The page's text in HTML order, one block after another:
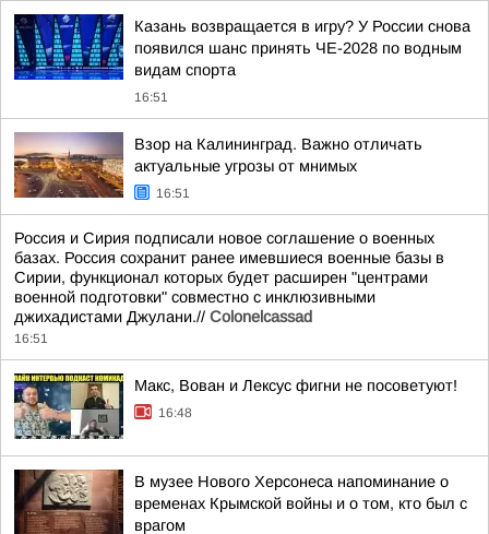
Казань возвращается в игру? У России снова
появился шанс принять ЧЕ-2028 по водным
видам спорта
16:51
Взор на Калининград. Важно отличать
актуальные угрозы от мнимых
16:51
Россия и Сирия подписали новое соглашение о военных
базах. Россия сохранит ранее имевшиеся военные базы в
Сирии, функционал которых будет расширен "центрами
военной подготовки" совместно с инклюзивными
джихадистами Джулани.// Colonelcassad
16:51
Макс, Вован и Лексус фигни не посоветуют!
16:48
В музее Нового Херсонеса напоминание о
временах Крымской войны и о том, кто был с
врагом